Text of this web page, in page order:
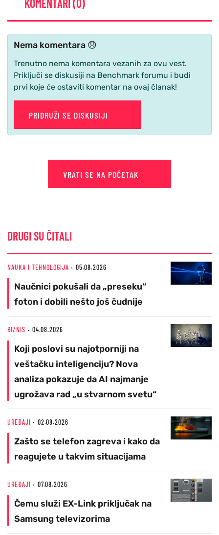
KOMENTARI (0)
Nema komentara 😞
Trenutno nema komentara vezanih za ovu vest.
Priključi se diskusiji na Benchmark forumu i budi
prvi koje će ostaviti komentar na ovaj članak!
PRIDRUŽI SE DISKUSIJI
VRATI SE NA POČETAK
DRUGI SU ČITALI
NAUKA I TEHNOLOGIJA 05.08.2026
Naučnici pokušali da „preseku“
foton i dobili nešto još čudnije
BIZNIS 04.08.2026
Koji poslovi su najotporniji na
veštačku inteligenciju? Nova
analiza pokazuje da AI najmanje
ugrožava rad „u stvarnom svetu“
UREĐAJI 02.08.2026
Zašto se telefon zagreva i kako da
reagujete u takvim situacijama
UREĐAJI 07.08.2026
Čemu služi EX-Link priključak na
Samsung televizorima